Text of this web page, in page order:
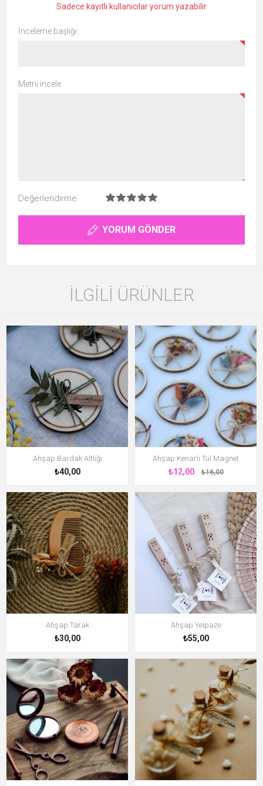
Sadece kayıtlı kullanıcılar yorum yazabilir
İnceleme başlığı:
Metni incele:
Değerlendirme:
YORUM GÖNDER
İLGILI ÜRÜNLER
Ahşap Bardak Altlığı
₺40,00
Ahşap Kenarlı Tül Magnet
₺12,00 ₺16,00
Ahşap Tarak
₺30,00
Ahşap Yelpaze
₺55,00